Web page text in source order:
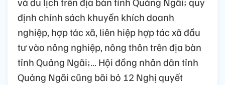
định chính sách khuyến khích doanh
nghiệp, hợp tác xã, liên hiệp hợp tác xã đầu
tư vào nông nghiệp, nông thôn trên địa bàn
tỉnh Quảng Ngãi;… Hội đồng nhân dân tỉnh
Quảng Ngãi cũng bãi bỏ 12 Nghị quyết